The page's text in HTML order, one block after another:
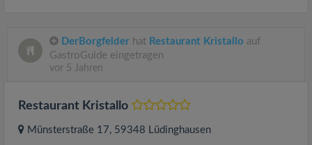
DerBorgfelder hat Restaurant Kristallo auf
GastroGuide eingetragen
vor 5 Jahren
Restaurant Kristallo
Münsterstraße 17, 59348 Lüdinghausen